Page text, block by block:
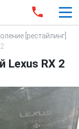
[рестайлинг]
Lexus RX 2